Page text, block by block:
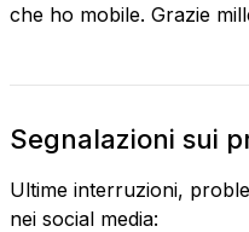
che ho mobile. Grazie
Segnalazioni sui
Ultime interruzioni,
nei social media: